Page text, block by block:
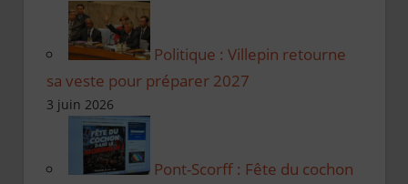
Politique : Villepin retourne
sa veste pour préparer 2027
3 juin 2026
Pont-Scorff : Fête du cochon